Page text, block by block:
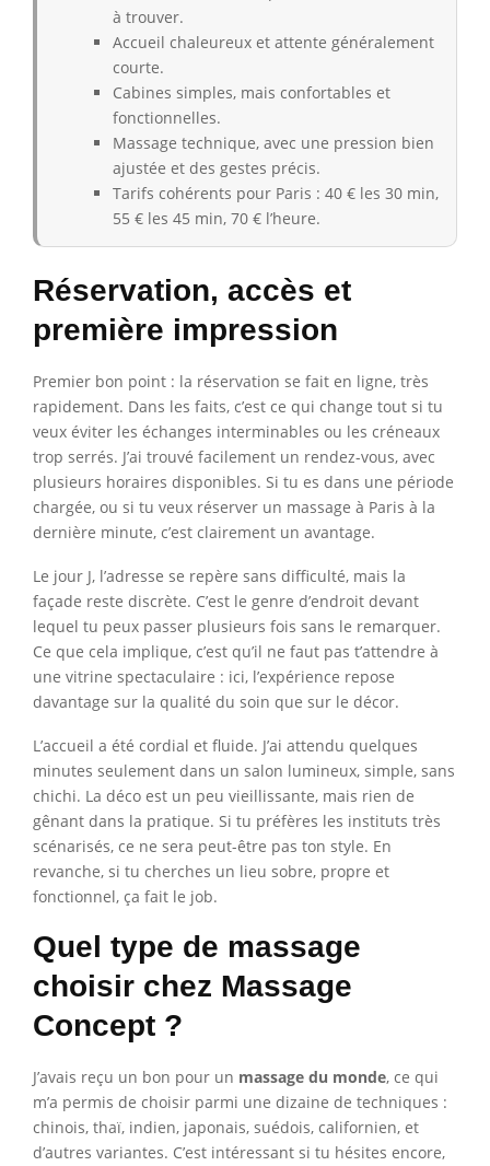
à trouver.
Accueil chaleureux et attente généralement
courte.
Cabines simples, mais confortables et
fonctionnelles.
Massage technique, avec une pression bien
ajustée et des gestes précis.
Tarifs cohérents pour Paris : 40 € les 30 min,
55 € les 45 min, 70 € l’heure.
Réservation, accès et
première impression
Premier bon point : la réservation se fait en ligne, très
rapidement. Dans les faits, c’est ce qui change tout si tu
veux éviter les échanges interminables ou les créneaux
trop serrés. J’ai trouvé facilement un rendez-vous, avec
plusieurs horaires disponibles. Si tu es dans une période
chargée, ou si tu veux réserver un massage à Paris à la
dernière minute, c’est clairement un avantage.
Le jour J, l’adresse se repère sans difficulté, mais la
façade reste discrète. C’est le genre d’endroit devant
lequel tu peux passer plusieurs fois sans le remarquer.
Ce que cela implique, c’est qu’il ne faut pas t’attendre à
une vitrine spectaculaire : ici, l’expérience repose
davantage sur la qualité du soin que sur le décor.
L’accueil a été cordial et fluide. J’ai attendu quelques
minutes seulement dans un salon lumineux, simple, sans
chichi. La déco est un peu vieillissante, mais rien de
gênant dans la pratique. Si tu préfères les instituts très
scénarisés, ce ne sera peut-être pas ton style. En
revanche, si tu cherches un lieu sobre, propre et
fonctionnel, ça fait le job.
Quel type de massage
choisir chez Massage
Concept ?
J’avais reçu un bon pour un massage du monde, ce qui
m’a permis de choisir parmi une dizaine de techniques :
chinois, thaï, indien, japonais, suédois, californien, et
d’autres variantes. C’est intéressant si tu hésites encore,